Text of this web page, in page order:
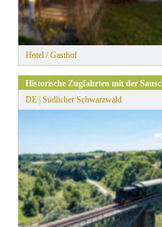
Hotel / Gasthof
Historische Zugfahrten mit der
DE | Südlicher Schwarzwald